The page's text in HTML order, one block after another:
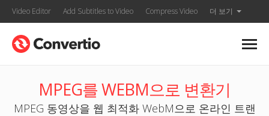
Video Editor Add Subtitles to Video Compress Video 더 보기
MPEG를 WEBM으로 변환기
MPEG 동영상을 웹 최적화 WebM으로 온라인 트랜